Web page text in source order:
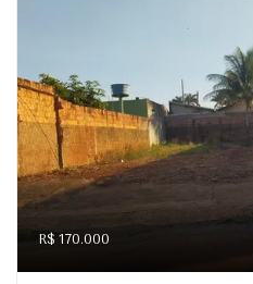
R$ 170.000